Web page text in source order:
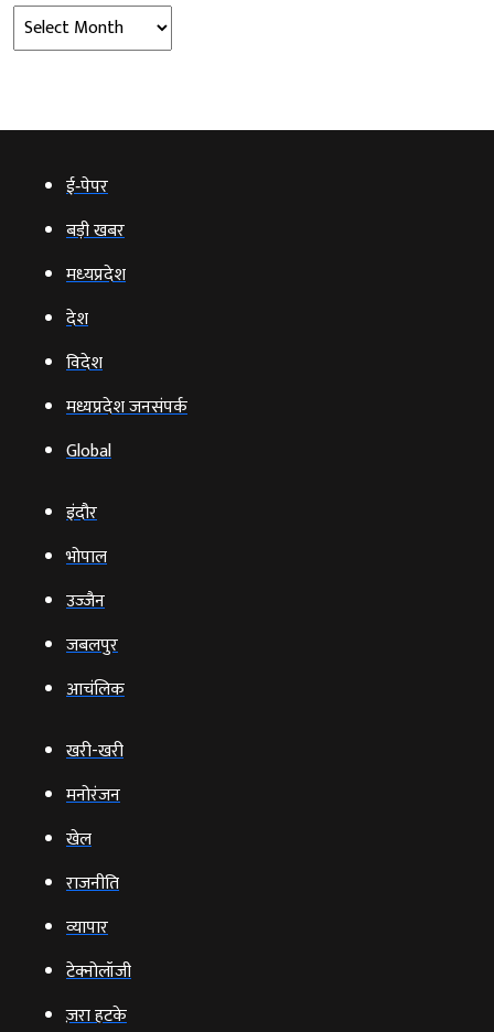
Archives
ई‑पेपर
बड़ी खबर
मध्‍यप्रदेश
देश
विदेश
मध्यप्रदेश जनसंपर्क
Global
इंदौर
भोपाल
उज्‍जैन
जबलपुर
आचंलिक
खरी-खरी
मनोरंजन
खेल
राजनीति
व्‍यापार
टेक्‍नोलॉजी
ज़रा हटके